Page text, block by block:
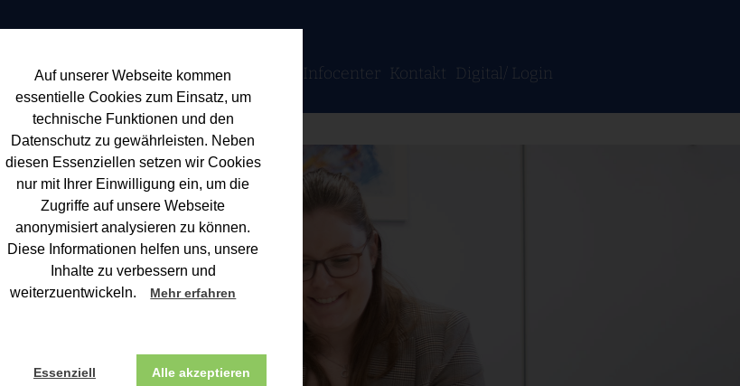
Auf unserer Webseite kommen
essentielle Cookies zum Einsatz, um
technische Funktionen und den
Datenschutz zu gewährleisten. Neben
diesen Essenziellen setzen wir Cookies
nur mit Ihrer Einwilligung ein, um die
Zugriffe auf unsere Webseite
anonymisiert analysieren zu können.
Diese Informationen helfen uns, unsere
Inhalte zu verbessern und
weiterzuentwickeln.
Mehr erfahren
Essenziell Alle akzeptieren
Home Kanzlei Jobs Berater Leistungen Infocenter Kontakt Digital/ Login